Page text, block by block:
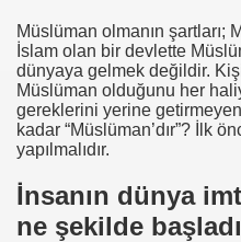
Müslüman olmanın şartları;
İslam olan bir devlette
dünyaya gelmek değildir.
Müslüman olduğunu her
gereklerini yerine
kadar “Müslüman’dır”? İlk
yapılmalıdır.
İnsanın dünya
ne şekilde